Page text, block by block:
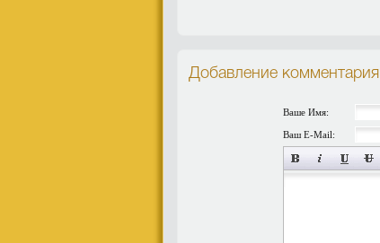
Добавление комментария
Ваше Имя:
Ваш E-Mail: